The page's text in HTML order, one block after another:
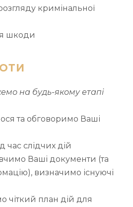
кримінальної
шкоди
на будь-якому етапі
та обговоримо Ваші
час слідчих дій
Ваші документи (та
визначимо існуючі
чіткий план дій для